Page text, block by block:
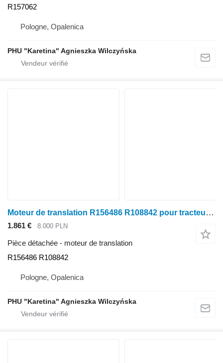
R157062
Pologne, Opalenica
PHU "Karetina" Agnieszka Wilczyńska
Moteur de translation R156486 R108842 pour tracteur à roues John Deere 8210 8310 8410 8230 8330 8430
1.861 € 8.000 PLN
Pièce détachée - moteur de translation
R156486 R108842
Pologne, Opalenica
PHU "Karetina" Agnieszka Wilczyńska